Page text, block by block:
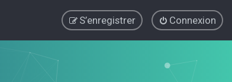
Connexion
S’enregistrer